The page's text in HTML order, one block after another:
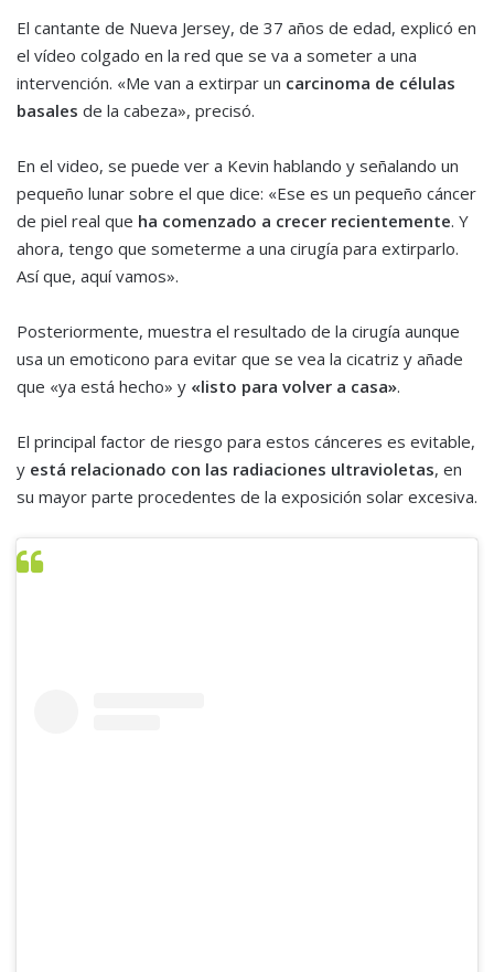
El cantante de Nueva Jersey, de 37 años de edad, explicó en
el vídeo colgado en la red que se va a someter a una
intervención. «Me van a extirpar un carcinoma de células
basales de la cabeza», precisó.
En el video, se puede ver a Kevin hablando y señalando un
pequeño lunar sobre el que dice: «Ese es un pequeño cáncer
de piel real que ha comenzado a crecer recientemente. Y
ahora, tengo que someterme a una cirugía para extirparlo.
Así que, aquí vamos».
Posteriormente, muestra el resultado de la cirugía aunque
usa un emoticono para evitar que se vea la cicatriz y añade
que «ya está hecho» y «listo para volver a casa».
El principal factor de riesgo para estos cánceres es evitable,
y está relacionado con las radiaciones ultravioletas, en
su mayor parte procedentes de la exposición solar excesiva.